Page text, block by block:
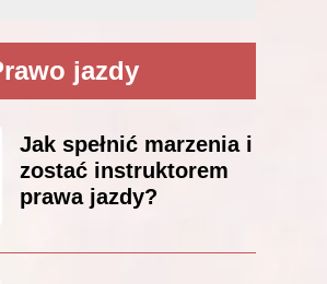
jazdy
Jak spełnić marzenia i
zostać instruktorem
prawa jazdy?